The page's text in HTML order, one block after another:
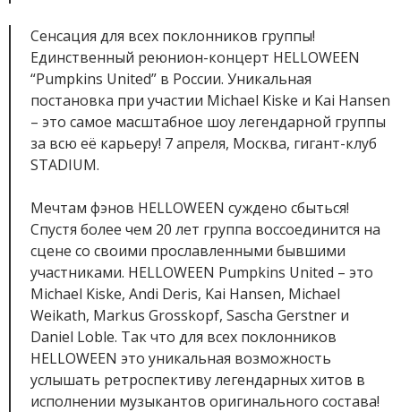
Сенсация для всех поклонников группы!
Единственный реюнион-концерт HELLOWEEN
“Pumpkins United” в России. Уникальная
постановка при участии Michael Kiske и Kai Hansen
– это самое масштабное шоу легендарной группы
за всю её карьеру! 7 апреля, Москва, гигант-клуб
STADIUM.
Мечтам фэнов HELLOWEEN суждено сбыться!
Спустя более чем 20 лет группа воссоединится на
сцене со своими прославленными бывшими
участниками. HELLOWEEN Pumpkins United – это
Michael Kiske, Andi Deris, Kai Hansen, Michael
Weikath, Markus Grosskopf, Sascha Gerstner и
Daniel Loble. Так что для всех поклонников
HELLOWEEN это уникальная возможность
услышать ретроспективу легендарных хитов в
исполнении музыкантов оригинального состава!